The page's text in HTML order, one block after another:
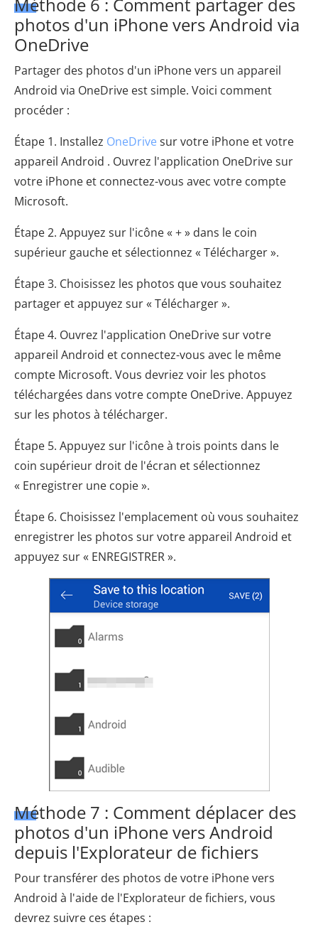
Méthode 6 : Comment partager des
photos d'un iPhone vers Android via
OneDrive
Partager des photos d'un iPhone vers un appareil
Android via OneDrive est simple. Voici comment
procéder :
Étape 1. Installez OneDrive sur votre iPhone et votre
appareil Android . Ouvrez l'application OneDrive sur
votre iPhone et connectez-vous avec votre compte
Microsoft.
Étape 2. Appuyez sur l'icône « + » dans le coin
supérieur gauche et sélectionnez « Télécharger ».
Étape 3. Choisissez les photos que vous souhaitez
partager et appuyez sur « Télécharger ».
Étape 4. Ouvrez l'application OneDrive sur votre
appareil Android et connectez-vous avec le même
compte Microsoft. Vous devriez voir les photos
téléchargées dans votre compte OneDrive. Appuyez
sur les photos à télécharger.
Étape 5. Appuyez sur l'icône à trois points dans le
coin supérieur droit de l'écran et sélectionnez
« Enregistrer une copie ».
Étape 6. Choisissez l'emplacement où vous souhaitez
enregistrer les photos sur votre appareil Android et
appuyez sur « ENREGISTRER ».
Méthode 7 : Comment déplacer des
photos d'un iPhone vers Android
depuis l'Explorateur de fichiers
Pour transférer des photos de votre iPhone vers
Android à l'aide de l'Explorateur de fichiers, vous
devrez suivre ces étapes :